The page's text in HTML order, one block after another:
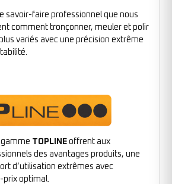
savoir-faire professionnel que nous
comment tronçonner, meuler et polir
variés avec une précision extrême
gamme TOPLINE offrent aux
des avantages produits, une
d’utilisation extrêmes avec
prix optimal.